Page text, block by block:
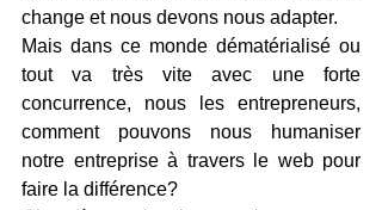
change et nous devons nous adapter.
Mais dans ce monde dématérialisé ou
tout va très vite avec une forte
concurrence, nous les entrepreneurs,
comment pouvons nous humaniser
notre entreprise à travers le web pour
faire la différence?